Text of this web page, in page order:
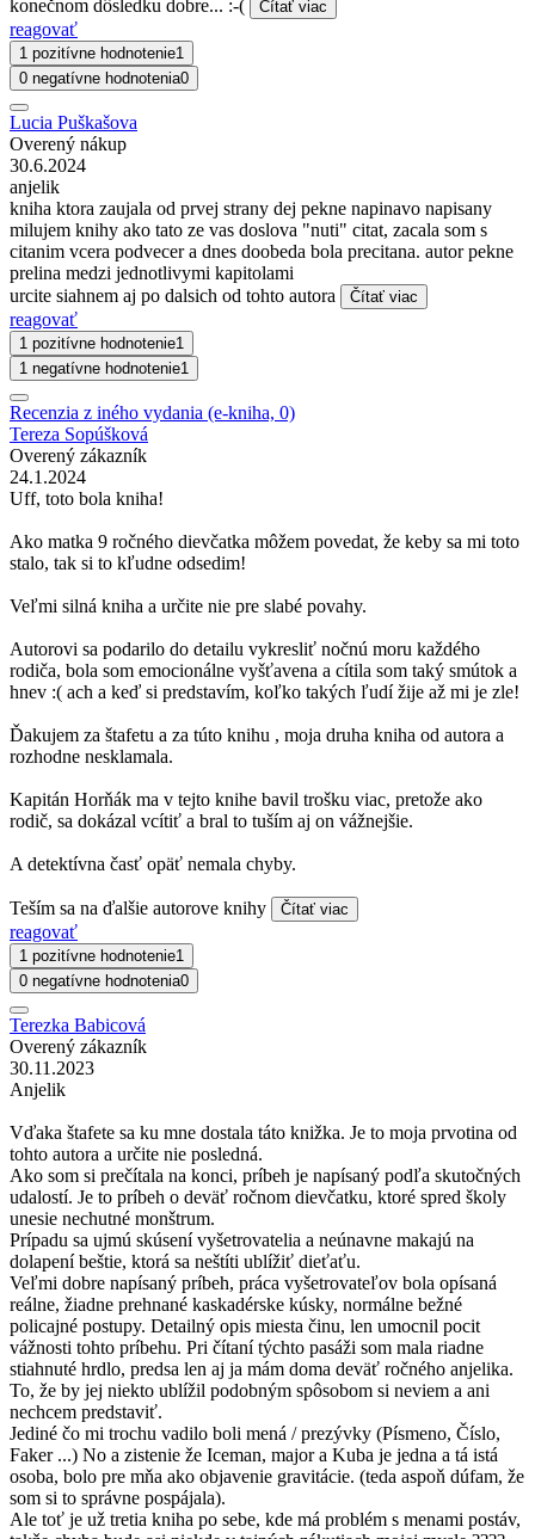
konečnom dôsledku dobre... :-(
Čítať viac
reagovať
1 pozitívne hodnotenie1
0 negatívne hodnotenia0
Lucia Puškašova
Overený nákup
30.6.2024
anjelik
kniha ktora zaujala od prvej strany dej pekne napinavo napisany
milujem knihy ako tato ze vas doslova "nuti" citat, zacala som s
citanim vcera podvecer a dnes doobeda bola precitana. autor pekne
prelina medzi jednotlivymi kapitolami
urcite siahnem aj po dalsich od tohto autora
Čítať viac
reagovať
1 pozitívne hodnotenie1
1 negatívne hodnotenie1
Recenzia z iného vydania (e-kniha, 0)
Tereza Sopúšková
Overený zákazník
24.1.2024
Uff, toto bola kniha!
Ako matka 9 ročného dievčatka môžem povedat, že keby sa mi toto
stalo, tak si to kľudne odsedim!
Veľmi silná kniha a určite nie pre slabé povahy.
Autorovi sa podarilo do detailu vykresliť nočnú moru každého
rodiča, bola som emocionálne vyšťavena a cítila som taký smútok a
hnev :( ach a keď si predstavím, koľko takých ľudí žije až mi je zle!
Ďakujem za štafetu a za túto knihu , moja druha kniha od autora a
rozhodne nesklamala.
Kapitán Horňák ma v tejto knihe bavil trošku viac, pretože ako
rodič, sa dokázal vcítiť a bral to tuším aj on vážnejšie.
A detektívna časť opäť nemala chyby.
Teším sa na ďalšie autorove knihy Čítať viac
reagovať
1 pozitívne hodnotenie1
0 negatívne hodnotenia0
Terezka Babicová
Overený zákazník
30.11.2023
Anjelik
Vďaka štafete sa ku mne dostala táto knižka. Je to moja prvotina od
tohto autora a určite nie posledná.
Ako som si prečítala na konci, príbeh je napísaný podľa skutočných
udalostí. Je to príbeh o deväť ročnom dievčatku, ktoré spred školy
unesie nechutné monštrum.
Prípadu sa ujmú skúsení vyšetrovatelia a neúnavne makajú na
dolapení beštie, ktorá sa neštíti ublížiť dieťaťu.
Veľmi dobre napísaný príbeh, práca vyšetrovateľov bola opísaná
reálne, žiadne prehnané kaskadérske kúsky, normálne bežné
policajné postupy. Detailný opis miesta činu, len umocnil pocit
vážnosti tohto príbehu. Pri čítaní týchto pasáži som mala riadne
stiahnuté hrdlo, predsa len aj ja mám doma deväť ročného anjelika.
To, že by jej niekto ublížil podobným spôsobom si neviem a ani
nechcem predstaviť.
Jediné čo mi trochu vadilo boli mená / prezývky (Písmeno, Číslo,
Faker ...) No a zistenie že Iceman, major a Kuba je jedna a tá istá
osoba, bolo pre mňa ako objavenie gravitácie. (teda aspoň dúfam, že
som si to správne pospájala).
Ale toť je už tretia kniha po sebe, kde má problém s menami postáv,